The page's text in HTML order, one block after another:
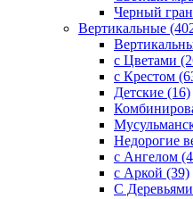
Черный
Вертикальные
с Цветами
c Крестом
Детские (16)
Недорогие
с Ангелом
с Аркой (39)
С